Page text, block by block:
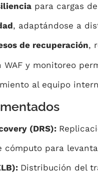
para cargas
, adaptándose a
de recuperación,
y monitoreo
al equipo
(DRS):
cómputo para
Distribución del